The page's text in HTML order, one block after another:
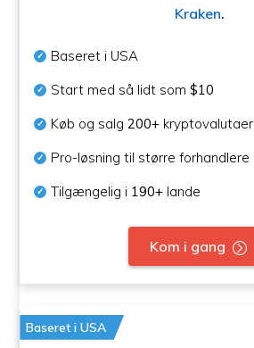
Kraken.
Baseret i USA
Start med så lidt som$10
Køb og salg200+ kryptovalutaer
Pro-løsning til større forhandlere
Tilgængelig i 190+ lande
Kom i gang
Baseret i USA